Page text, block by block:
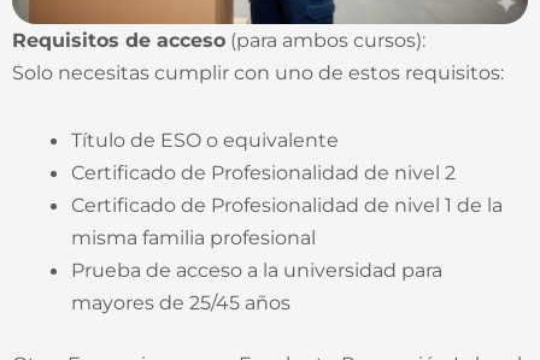
Requisitos de acceso (para ambos cursos):
Solo necesitas cumplir con uno de estos requisitos:
Título de ESO o equivalente
Certificado de Profesionalidad de nivel 2
Certificado de Profesionalidad de nivel 1 de la
misma familia profesional
Prueba de acceso a la universidad para
mayores de 25/45 años